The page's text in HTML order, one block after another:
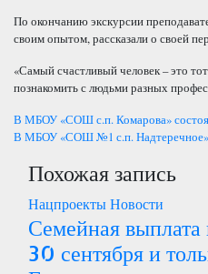
По окончанию экскурсии
своим опытом, рассказали о своей
«Самый счастливый человек – это
познакомить с людьми разных
Навигация
по
записям
В МБОУ «СОШ с.п. Комарова»
В МБОУ «СОШ №1 с.п. Надтеречное»
Похожая запись
НацпроектыНовости
Семейная
30 сентября и